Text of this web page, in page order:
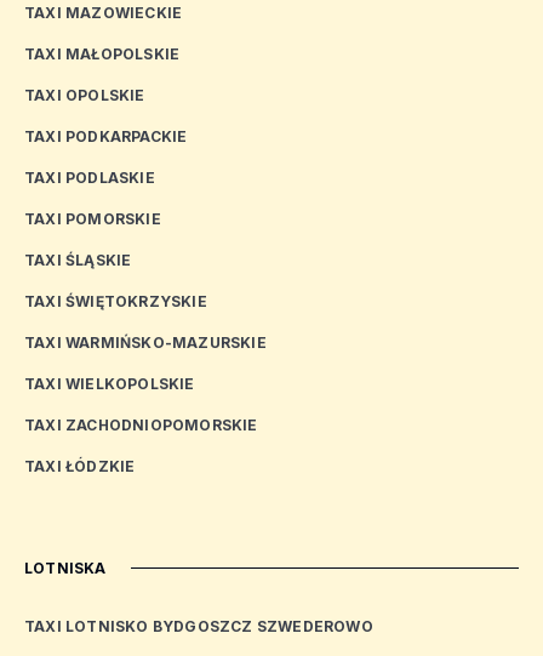
TAXI MAZOWIECKIE
TAXI MAŁOPOLSKIE
TAXI OPOLSKIE
TAXI PODKARPACKIE
TAXI PODLASKIE
TAXI POMORSKIE
TAXI ŚLĄSKIE
TAXI ŚWIĘTOKRZYSKIE
TAXI WARMIŃSKO-MAZURSKIE
TAXI WIELKOPOLSKIE
TAXI ZACHODNIOPOMORSKIE
TAXI ŁÓDZKIE
LOTNISKA
TAXI LOTNISKO BYDGOSZCZ SZWEDEROWO